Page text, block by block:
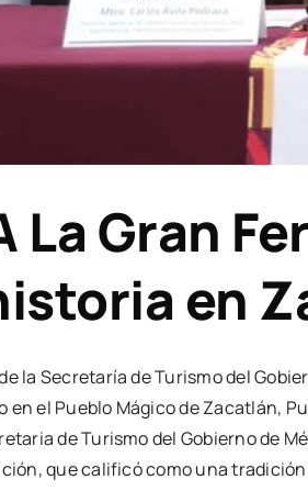
La Gran
en
la Secretaría de Turismo del
en el Pueblo Mágico de
de Turismo del Gobierno de
que calificó como una